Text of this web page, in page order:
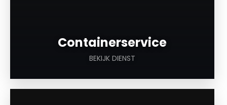
Containerservice
BEKIJK DIENST